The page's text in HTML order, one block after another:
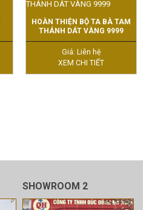
HOÀN THIỆN BỘ TA BÀ TAM
THÁNH DÁT VÀNG 9999
Giá: Liên hệ
XEM CHI TIẾT
SHOWROOM 2